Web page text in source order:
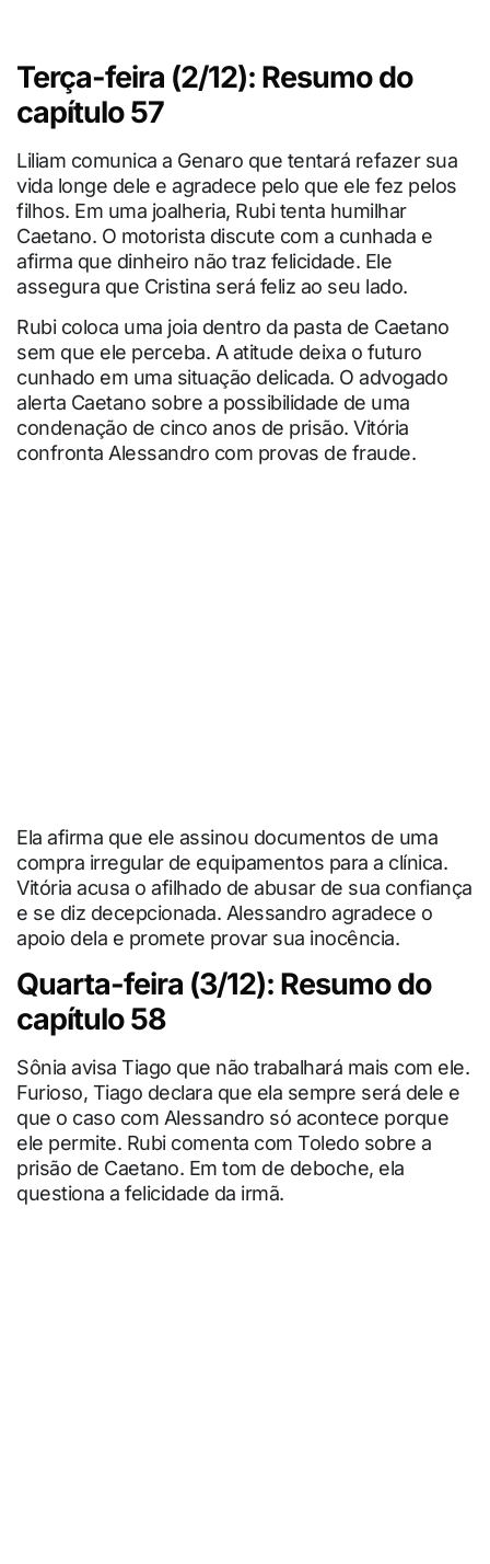
Terça-feira (2/12): Resumo do
capítulo 57
Liliam comunica a Genaro que tentará refazer sua
vida longe dele e agradece pelo que ele fez pelos
filhos. Em uma joalheria, Rubi tenta humilhar
Caetano. O motorista discute com a cunhada e
afirma que dinheiro não traz felicidade. Ele
assegura que Cristina será feliz ao seu lado.
Rubi coloca uma joia dentro da pasta de Caetano
sem que ele perceba. A atitude deixa o futuro
cunhado em uma situação delicada. O advogado
alerta Caetano sobre a possibilidade de uma
condenação de cinco anos de prisão. Vitória
confronta Alessandro com provas de fraude.
Ela afirma que ele assinou documentos de uma
compra irregular de equipamentos para a clínica.
Vitória acusa o afilhado de abusar de sua confiança
e se diz decepcionada. Alessandro agradece o
apoio dela e promete provar sua inocência.
Quarta-feira (3/12): Resumo do
capítulo 58
Sônia avisa Tiago que não trabalhará mais com ele.
Furioso, Tiago declara que ela sempre será dele e
que o caso com Alessandro só acontece porque
ele permite. Rubi comenta com Toledo sobre a
prisão de Caetano. Em tom de deboche, ela
questiona a felicidade da irmã.